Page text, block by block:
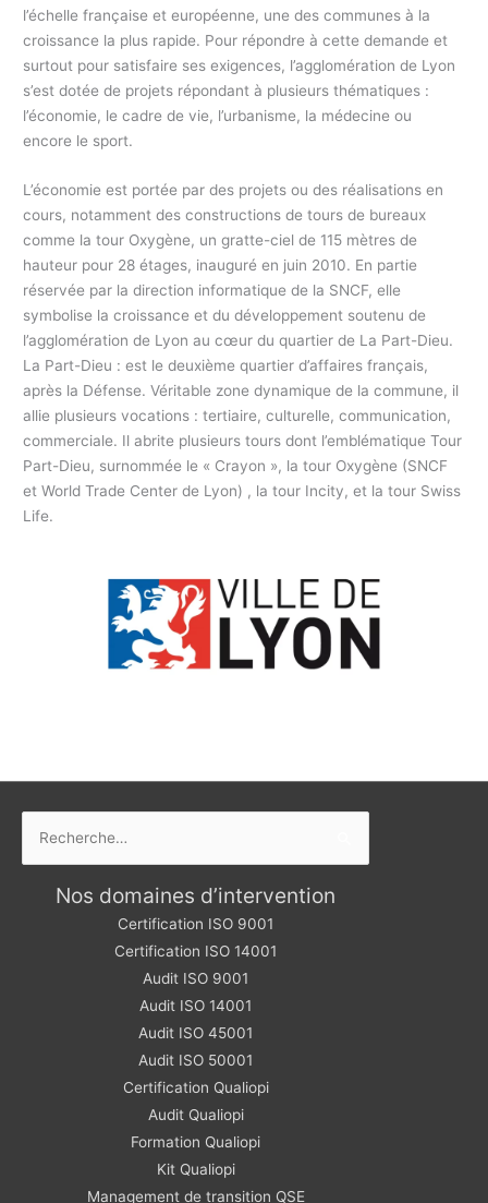
l’échelle française et européenne, une des communes à la
croissance la plus rapide. Pour répondre à cette demande et
surtout pour satisfaire ses exigences, l’agglomération de Lyon
s’est dotée de projets répondant à plusieurs thématiques :
l’économie, le cadre de vie, l’urbanisme, la médecine ou
encore le sport.
L’économie est portée par des projets ou des réalisations en
cours, notamment des constructions de tours de bureaux
comme la tour Oxygène, un gratte-ciel de 115 mètres de
hauteur pour 28 étages, inauguré en juin 2010. En partie
réservée par la direction informatique de la SNCF, elle
symbolise la croissance et du développement soutenu de
l’agglomération de Lyon au cœur du quartier de La Part-Dieu.
La Part-Dieu : est le deuxième quartier d’affaires français,
après la Défense. Véritable zone dynamique de la commune, il
allie plusieurs vocations : tertiaire, culturelle, communication,
commerciale. Il abrite plusieurs tours dont l’emblématique Tour
Part-Dieu, surnommée le « Crayon », la tour Oxygène (SNCF
et World Trade Center de Lyon) , la tour Incity, et la tour Swiss
Life.
Nos domaines d’intervention
Certification ISO 9001
Certification ISO 14001
Audit ISO 9001
Audit ISO 14001
Audit ISO 45001
Audit ISO 50001
Certification Qualiopi
Audit Qualiopi
Formation Qualiopi
Kit Qualiopi
Management de transition QSE